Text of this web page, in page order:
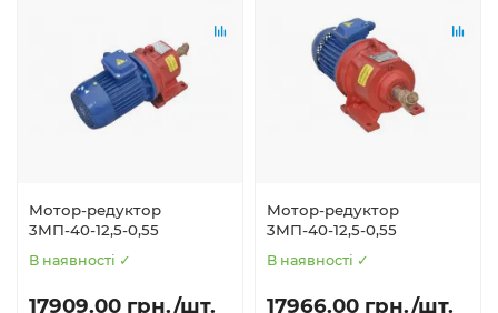
Мотор-редуктор
3МП-40-12,5-0,55
В наявності ✓
17909.00 грн./шт.
Мотор-редуктор
3МП-40-12,5-0,55
В наявності ✓
17966.00 грн./шт.